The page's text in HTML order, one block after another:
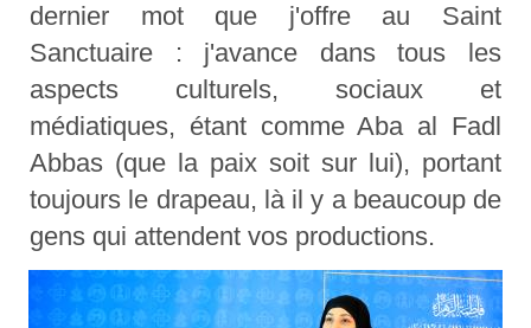
dernier mot que j'offre au Saint
Sanctuaire : j'avance dans tous les
aspects culturels, sociaux et
médiatiques, étant comme Aba al Fadl
Abbas (que la paix soit sur lui), portant
toujours le drapeau, là il y a beaucoup de
gens qui attendent vos productions.